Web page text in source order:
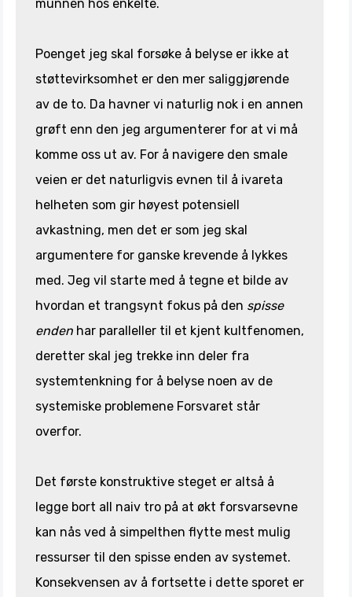
munnen hos enkelte.
Poenget jeg skal forsøke å belyse er ikke at
støttevirksomhet er den mer saliggjørende
av de to. Da havner vi naturlig nok i en annen
grøft enn den jeg argumenterer for at vi må
komme oss ut av. For å navigere den smale
veien er det naturligvis evnen til å ivareta
helheten som gir høyest potensiell
avkastning, men det er som jeg skal
argumentere for ganske krevende å lykkes
med. Jeg vil starte med å tegne et bilde av
hvordan et trangsynt fokus på den spisse
enden har paralleller til et kjent kultfenomen,
deretter skal jeg trekke inn deler fra
systemtenkning for å belyse noen av de
systemiske problemene Forsvaret står
overfor.
Det første konstruktive steget er altså å
legge bort all naiv tro på at økt forsvarsevne
kan nås ved å simpelthen flytte mest mulig
ressurser til den spisse enden av systemet.
Konsekvensen av å fortsette i dette sporet er